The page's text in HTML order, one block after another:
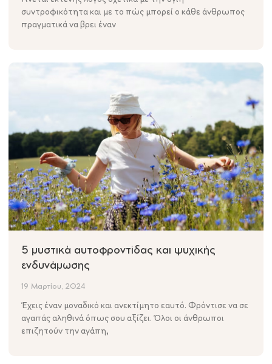
συντροφικότητα και με το πώς μπορεί ο κάθε άνθρωπος
πραγματικά να βρει έναν
5 μυστικά αυτοφροντίδας και ψυχικής
ενδυνάμωσης
19 Μαρτίου, 2024
Έχεις έναν μοναδικό και ανεκτίμητο εαυτό. Φρόντισε να σε
αγαπάς αληθινά όπως σου αξίζει. Όλοι οι άνθρωποι
επιζητούν την αγάπη,